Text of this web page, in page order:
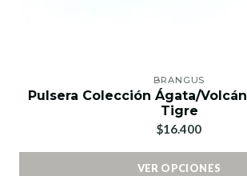
BRANGUS
Pulsera Colección Ágata/
Tigre
$16.400
VER OPCIONES